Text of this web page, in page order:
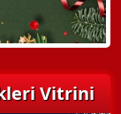
Vitrini